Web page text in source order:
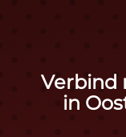
Verbind
in